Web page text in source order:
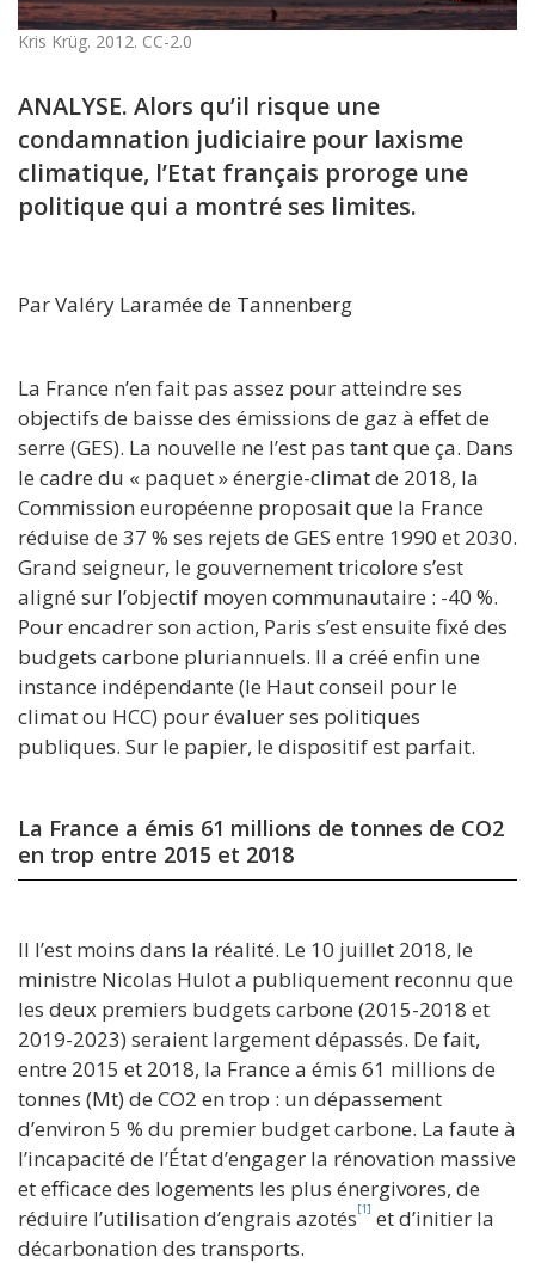
Kris Krüg. 2012. CC-2.0
ANALYSE. Alors qu’il risque une
condamnation judiciaire pour laxisme
climatique, l’Etat français proroge une
politique qui a montré ses limites.
Par Valéry Laramée de Tannenberg
La France n’en fait pas assez pour atteindre ses
objectifs de baisse des émissions de gaz à effet de
serre (GES). La nouvelle ne l’est pas tant que ça. Dans
le cadre du « paquet » énergie-climat de 2018, la
Commission européenne proposait que la France
réduise de 37 % ses rejets de GES entre 1990 et 2030.
Grand seigneur, le gouvernement tricolore s’est
aligné sur l’objectif moyen communautaire : -40 %.
Pour encadrer son action, Paris s’est ensuite fixé des
budgets carbone pluriannuels. Il a créé enfin une
instance indépendante (le Haut conseil pour le
climat ou HCC) pour évaluer ses politiques
publiques. Sur le papier, le dispositif est parfait.
La France a émis 61 millions de tonnes de CO2
en trop entre 2015 et 2018
Il l’est moins dans la réalité. Le 10 juillet 2018, le
ministre Nicolas Hulot a publiquement reconnu que
les deux premiers budgets carbone (2015-2018 et
2019-2023) seraient largement dépassés. De fait,
entre 2015 et 2018, la France a émis 61 millions de
tonnes (Mt) de CO2 en trop : un dépassement
d’environ 5 % du premier budget carbone. La faute à
l’incapacité de l’État d’engager la rénovation massive
et efficace des logements les plus énergivores, de
réduire l’utilisation d’engrais azotés[1] et d’initier la
décarbonation des transports.